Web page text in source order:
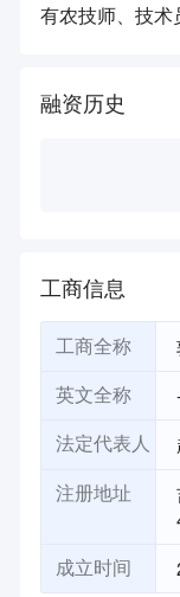
有农技师、技术
融资历史
工商信息
工商全称
英文全称
法定代表人
注册地址
成立时间